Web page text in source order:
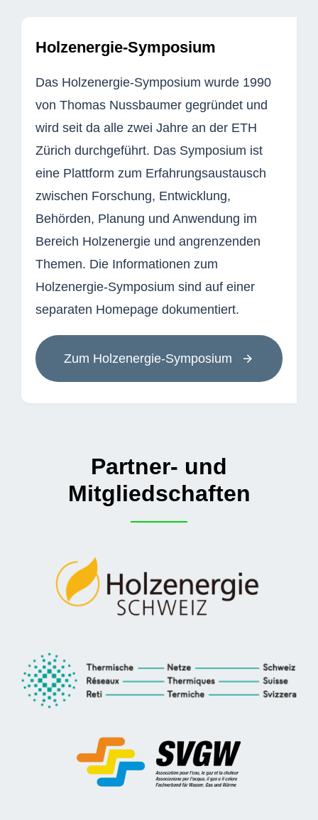
Holzenergie-Symposium
Das Holzenergie-Symposium wurde 1990
von Thomas Nussbaumer gegründet und
wird seit da alle zwei Jahre an der ETH
Zürich durchgeführt. Das Symposium ist
eine Plattform zum Erfahrungsaustausch
zwischen Forschung, Entwicklung,
Behörden, Planung und Anwendung im
Bereich Holzenergie und angrenzenden
Themen. Die Informationen zum
Holzenergie-Symposium sind auf einer
separaten Homepage dokumentiert.
Zum Holzenergie-Symposium
Partner- und
Mitgliedschaften